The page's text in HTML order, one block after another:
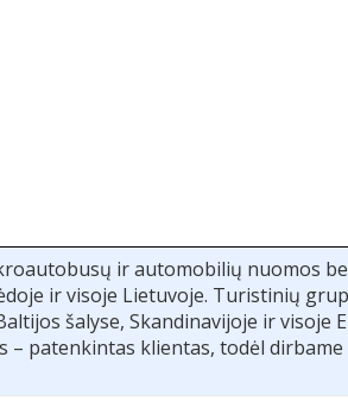
ir automobilių nuomos
ir visoje Lietuvoje. Turistinių
šalyse, Skandinavijoje ir visoje
– patenkintas klientas, todėl